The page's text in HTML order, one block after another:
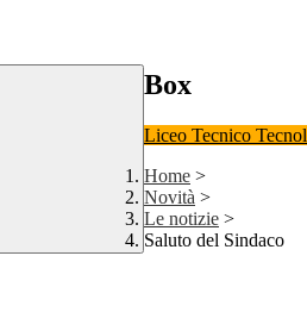
Box
Liceo Tecnico
Home >
Novità >
Le notizie >
Saluto del Sindaco